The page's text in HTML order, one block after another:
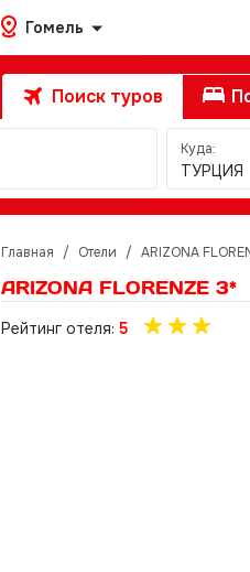
Гомель
Поиск туров
Куда:
ТУРЦИЯ
Главная / Отели / ARIZONA
ARIZONA FLORENZE 3*
Рейтинг отеля: 5